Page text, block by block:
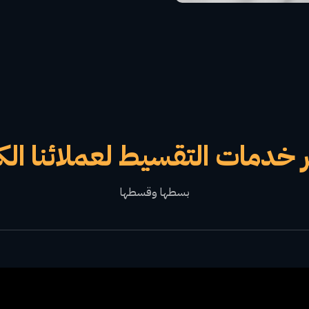
خدمات التقسيط لعملائنا
بسطها وقسطها